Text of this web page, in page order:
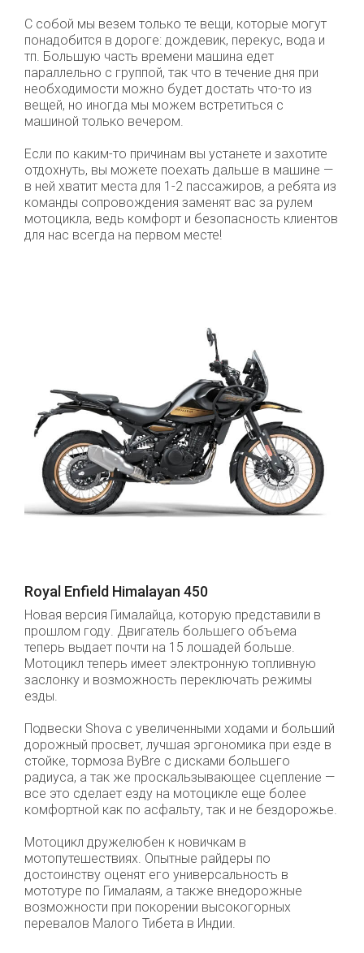
С собой мы везем только те вещи, которые могут
понадобится в дороге: дождевик, перекус, вода и
тп. Большую часть времени машина едет
параллельно с группой, так что в течение дня при
необходимости можно будет достать что-то из
вещей, но иногда мы можем встретиться с
машиной только вечером.
Если по каким-то причинам вы устанете и захотите
отдохнуть, вы можете поехать дальше в машине —
в ней хватит места для 1-2 пассажиров, а ребята из
команды сопровождения заменят вас за рулем
мотоцикла, ведь комфорт и безопасность клиентов
для нас всегда на первом месте!
Royal Enfield Himalayan 450
Новая версия Гималайца, которую представили в
прошлом году. Двигатель большего объема
теперь выдает почти на 15 лошадей больше.
Мотоцикл теперь имеет электронную топливную
заслонку и возможность переключать режимы
езды.
Подвески Shova с увеличенными ходами и больший
дорожный просвет, лучшая эргономика при езде в
стойке, тормоза ByBre с дисками большего
радиуса, а так же проскальзывающее сцепление —
все это сделает езду на мотоцикле еще более
комфортной как по асфальту, так и не бездорожье.
Мотоцикл дружелюбен к новичкам в
мотопутешествиях. Опытные райдеры по
достоинству оценят его универсальность в
мототуре по Гималаям, а также внедорожные
возможности при покорении высокогорных
перевалов Малого Тибета в Индии.